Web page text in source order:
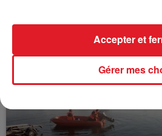
Selon les premiers éléments,
Gérer mes
Accepter et